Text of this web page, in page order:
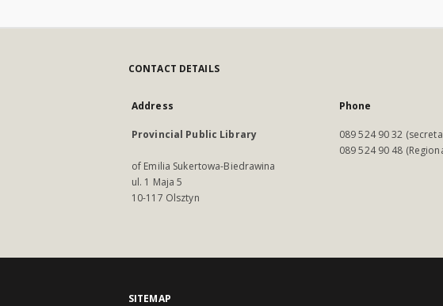
CONTACT DETAILS
Address
Provincial Public Library
of Emilia Sukertowa-Biedrawina
ul. 1 Maja 5
10-117 Olsztyn
Phone
089 524 90 32
089 524 90 48
SITEMAP